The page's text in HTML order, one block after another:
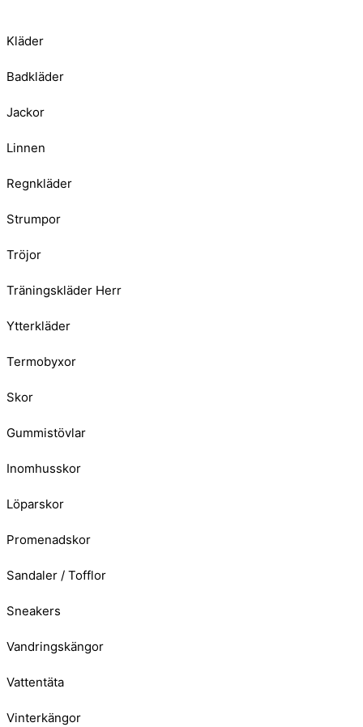
Kläder
Badkläder
Jackor
Linnen
Regnkläder
Strumpor
Tröjor
Träningskläder Herr
Ytterkläder
Termobyxor
Skor
Gummistövlar
Inomhusskor
Löparskor
Promenadskor
Sandaler / Tofflor
Sneakers
Vandringskängor
Vattentäta
Vinterkängor